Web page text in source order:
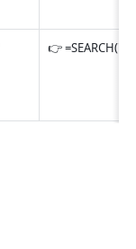
👉 =SEARCH("